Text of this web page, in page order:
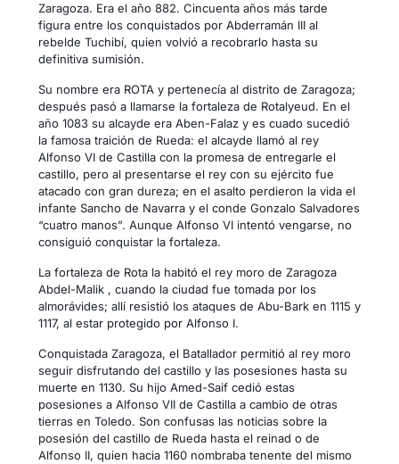
Zaragoza. Era el año 882. Cincuenta años más tarde
figura entre los conquistados por Abderramán III al
rebelde Tuchibí, quien volvió a recobrarlo hasta su
definitiva sumisión.
Su nombre era ROTA y pertenecía al distrito de Zaragoza;
después pasó a llamarse la fortaleza de Rotalyeud. En el
año 1083 su alcayde era Aben-Falaz y es cuado sucedió
la famosa traición de Rueda: el alcayde llamó al rey
Alfonso VI de Castilla con la promesa de entregarle el
castillo, pero al presentarse el rey con su ejército fue
atacado con gran dureza; en el asalto perdieron la vida el
infante Sancho de Navarra y el conde Gonzalo Salvadores
“cuatro manos”. Aunque Alfonso VI intentó vengarse, no
consiguió conquistar la fortaleza.
La fortaleza de Rota la habitó el rey moro de Zaragoza
Abdel-Malik , cuando la ciudad fue tomada por los
almorávides; allí resistió los ataques de Abu-Bark en 1115 y
1117, al estar protegido por Alfonso I.
Conquistada Zaragoza, el Batallador permitió al rey moro
seguir disfrutando del castillo y las posesiones hasta su
muerte en 1130. Su hijo Amed-Saif cedió estas
posesiones a Alfonso VII de Castilla a cambio de otras
tierras en Toledo. Son confusas las noticias sobre la
posesión del castillo de Rueda hasta el reinad o de
Alfonso II, quien hacia 1160 nombraba tenente del mismo